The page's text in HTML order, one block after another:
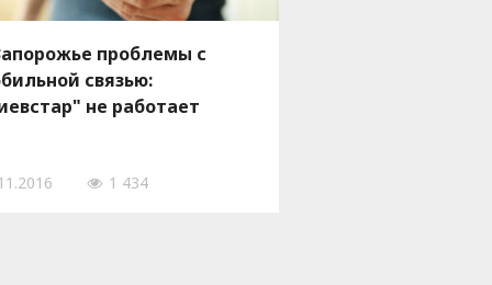
проблемы с
связью:
не работает
1 434